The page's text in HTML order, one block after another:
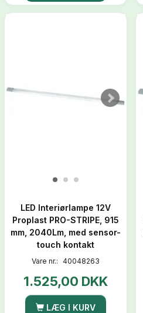
LED Interiørlampe 12V
Proplast PRO-STRIPE, 915
mm, 2040Lm, med sensor-
touch kontakt
Vare nr.: 40048263
1.525,00 DKK
LÆG I KURV